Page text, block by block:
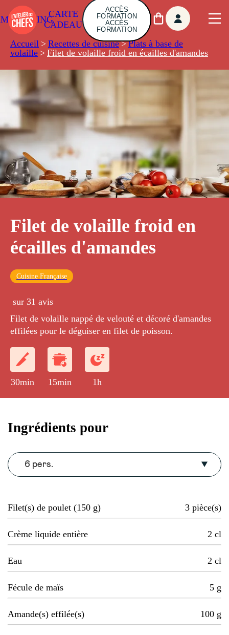
CARTE
CADEAU
ACCÈS
FORMATION
ACCÈS
FORMATION
Accueil > Recettes de cuisine > Plats à base de
volaille > Filet de volaille froid en écailles d'amandes
Filet de volaille froid en
écailles d'amandes
Cuisine Française
sur 31 avis
Filet de volaille nappé de velouté et décoré d'amandes
effilées pour le déguiser en filet de poisson.
30min 15min 1h
Ingrédients pour
6 pers.
Filet(s) de poulet (150 g) 3 pièce(s)
Crème liquide entière 2 cl
Eau 2 cl
Fécule de maïs 5 g
Amande(s) effilée(s) 100 g